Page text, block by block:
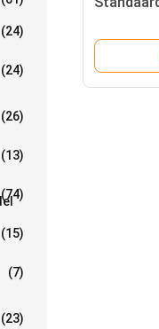
(24)
(24)
(26)
(13)
(74)
(15)
(7)
(23)